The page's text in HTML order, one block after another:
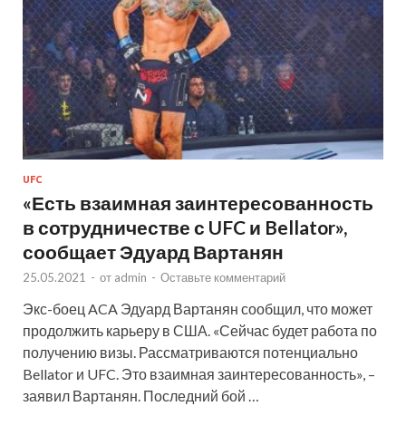
UFC
«Есть взаимная заинтересованность
в сотрудничестве с UFC и Bellator»,
сообщает Эдуард Вартанян
25.05.2021 - от admin - Оставьте комментарий
Экс-боец ACA Эдуард Вартанян сообщил, что может
продолжить карьеру в США. «Сейчас будет работа по
получению визы. Рассматриваются потенциально
Bellator и UFC. Это взаимная заинтересованность», –
заявил Вартанян. Последний бой …